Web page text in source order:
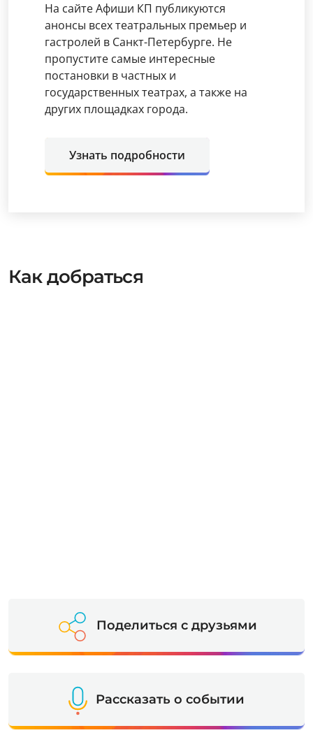
На сайте Афиши КП публикуются
анонсы всех театральных премьер и
гастролей в Санкт-Петербурге. Не
пропустите самые интересные
постановки в частных и
государственных театрах, а также на
других площадках города.
Узнать подробности
Как добраться
Поделиться с друзьями
Рассказать о событии